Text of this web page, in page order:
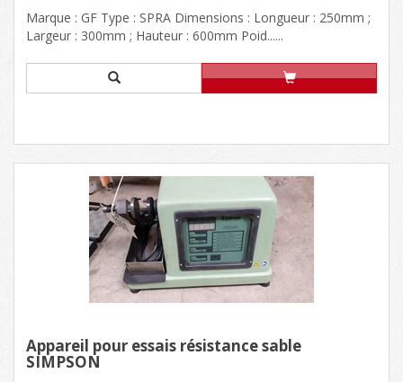
Marque : GF Type : SPRA Dimensions : Longueur : 250mm ;
Largeur : 300mm ; Hauteur : 600mm Poid......
Appareil pour essais résistance sable
SIMPSON